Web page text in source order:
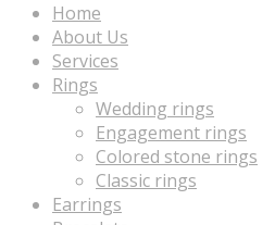
Home
About Us
Services
Rings
Wedding rings
Engagement rings
Colored stone rings
Classic rings
Earrings